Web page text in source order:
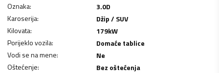
Oznaka:
3.0D
Karoserija:
Džip / SUV
Kilovata: 179kW
Porijeklo vozila:
Domaće tablice
Vodi se na mene:
Ne
Oštećenje:
Bez oštećenja